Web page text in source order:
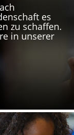
es
zu schaffen.
in unserer